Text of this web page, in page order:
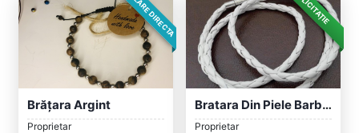
Brățara Argint
Proprietar
LICITAȚIE
Bratara Din Piele Barbati Culoare Alba 6...
Proprietar